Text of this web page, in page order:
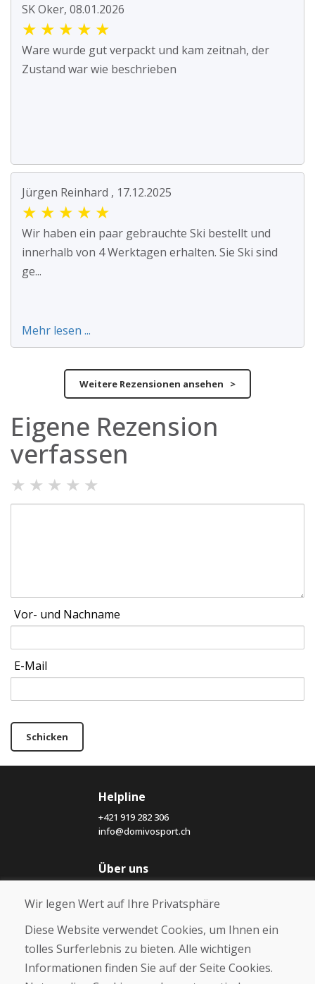
SK Oker, 08.01.2026
★ ★ ★ ★ ★
Ware wurde gut verpackt und kam zeitnah, der
Zustand war wie beschrieben
Jürgen Reinhard , 17.12.2025
★ ★ ★ ★ ★
Wir haben ein paar gebrauchte Ski bestellt und
innerhalb von 4 Werktagen erhalten. Sie Ski sind
ge...
Mehr lesen ...
Weitere Rezensionen ansehen >
Eigene Rezension
verfassen
★ ★ ★ ★ ★
Vor- und Nachname
E-Mail
Schicken
Helpline
+421 919 282 306
info@domivosport.ch
Über uns
Über uns
Kontakt
Kaufen
Wir legen Wert auf Ihre Privatsphäre
Diese Website verwendet Cookies, um Ihnen ein
tolles Surferlebnis zu bieten. Alle wichtigen
Informationen finden Sie auf der Seite Cookies.